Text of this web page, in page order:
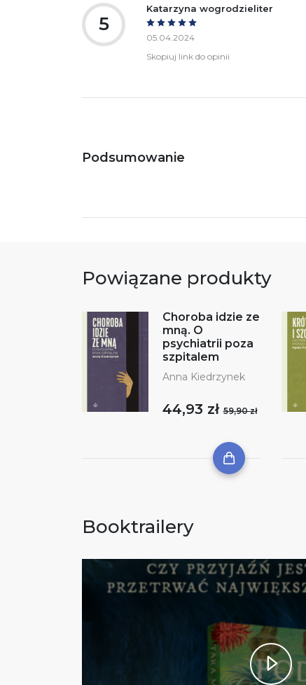
5
Katarzyna wogrodzieliter
05.04.2024
Skopiuj link do opinii
Podsumowanie
Powiązane produkty
Choroba idzie ze
mną. O
psychiatrii poza
szpitalem
Anna Kiedrzynek
44,93 zł59,90 zł
Booktrailery